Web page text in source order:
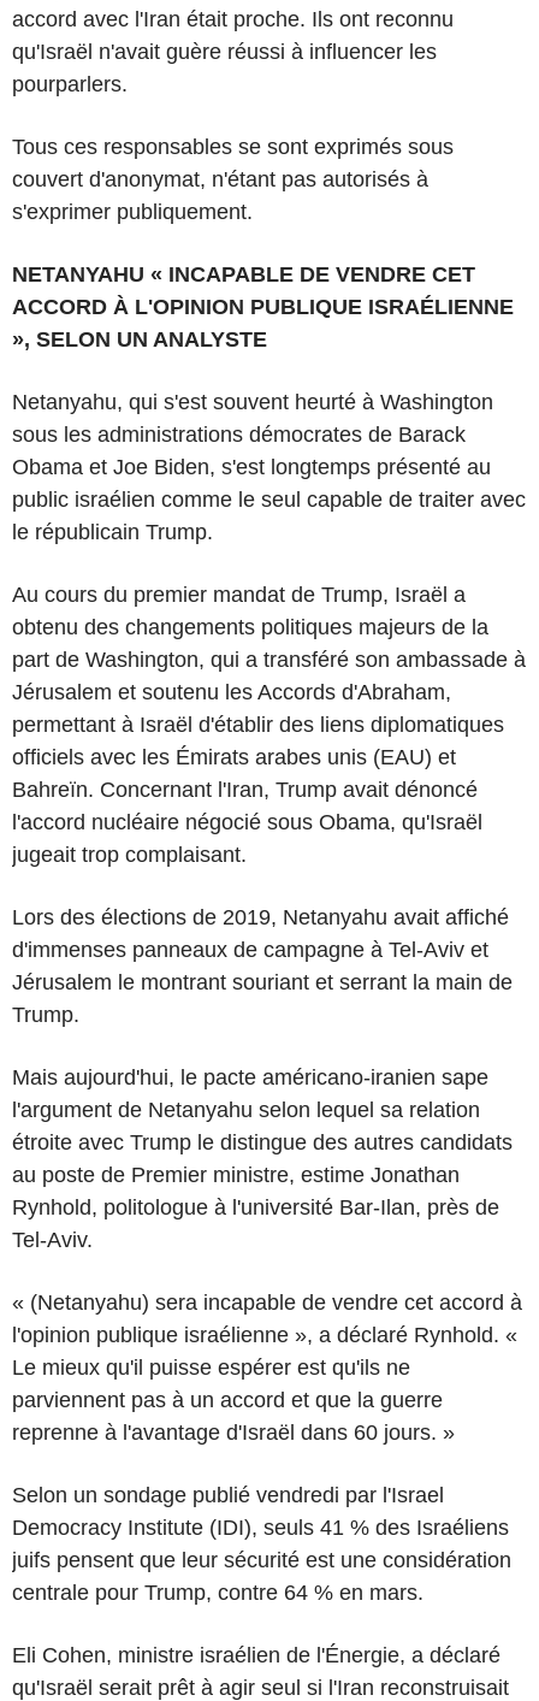
accord avec l'Iran était proche. Ils ont reconnu
qu'Israël n'avait guère réussi à influencer les
pourparlers.
Tous ces responsables se sont exprimés sous
couvert d'anonymat, n'étant pas autorisés à
s'exprimer publiquement.
NETANYAHU « INCAPABLE DE VENDRE CET
ACCORD À L'OPINION PUBLIQUE ISRAÉLIENNE
», SELON UN ANALYSTE
Netanyahu, qui s'est souvent heurté à Washington
sous les administrations démocrates de Barack
Obama et Joe Biden, s'est longtemps présenté au
public israélien comme le seul capable de traiter avec
le républicain Trump.
Au cours du premier mandat de Trump, Israël a
obtenu des changements politiques majeurs de la
part de Washington, qui a transféré son ambassade à
Jérusalem et soutenu les Accords d'Abraham,
permettant à Israël d'établir des liens diplomatiques
officiels avec les Émirats arabes unis (EAU) et
Bahreïn. Concernant l'Iran, Trump avait dénoncé
l'accord nucléaire négocié sous Obama, qu'Israël
jugeait trop complaisant.
Lors des élections de 2019, Netanyahu avait affiché
d'immenses panneaux de campagne à Tel-Aviv et
Jérusalem le montrant souriant et serrant la main de
Trump.
Mais aujourd'hui, le pacte américano-iranien sape
l'argument de Netanyahu selon lequel sa relation
étroite avec Trump le distingue des autres candidats
au poste de Premier ministre, estime Jonathan
Rynhold, politologue à l'université Bar-Ilan, près de
Tel-Aviv.
« (Netanyahu) sera incapable de vendre cet accord à
l'opinion publique israélienne », a déclaré Rynhold. «
Le mieux qu'il puisse espérer est qu'ils ne
parviennent pas à un accord et que la guerre
reprenne à l'avantage d'Israël dans 60 jours. »
Selon un sondage publié vendredi par l'Israel
Democracy Institute (IDI), seuls 41 % des Israéliens
juifs pensent que leur sécurité est une considération
centrale pour Trump, contre 64 % en mars.
Eli Cohen, ministre israélien de l'Énergie, a déclaré
qu'Israël serait prêt à agir seul si l'Iran reconstruisait